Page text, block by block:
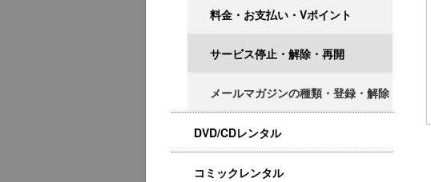
料金・お支払い・Vポイント
サービス停止・解除・再開
メールマガジンの種類・登録・解除
DVD/CDレンタル
コミックレンタル